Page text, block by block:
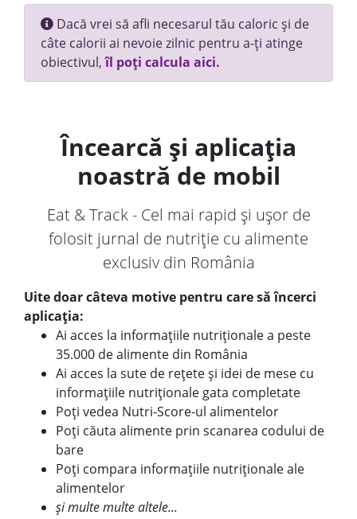
Dacă vrei să afli necesarul tău caloric și de
câte calorii ai nevoie zilnic pentru a-ți atinge
obiectivul,îl poți calcula aici.
Încearcă și aplicația
noastră de mobil
Eat & Track - Cel mai rapid și ușor de
folosit jurnal de nutriție cu alimente
exclusiv din România
Uite doar câteva motive pentru care să încerci
aplicația:
Ai acces la informațiile nutriționale a peste
35.000 de alimente din România
Ai acces la sute de rețete și idei de mese cu
informațiile nutriționale gata completate
Poți vedea Nutri-Score-ul alimentelor
Poți căuta alimente prin scanarea codului de
bare
Poți compara informațiile nutriționale ale
alimentelor
și multe multe altele...